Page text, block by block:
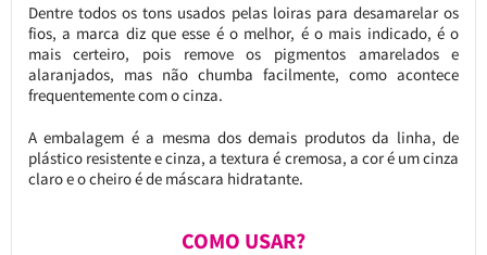
Dentre todos os tons usados pelas loiras para desamarelar os
fios, a marca diz que esse é o melhor, é o mais indicado, é o
mais certeiro, pois remove os pigmentos amarelados e
alaranjados, mas não chumba facilmente, como acontece
frequentemente com o cinza.
A embalagem é a mesma dos demais produtos da linha, de
plástico resistente e cinza, a textura é cremosa, a cor é um cinza
claro e o cheiro é de máscara hidratante.
COMO USAR?